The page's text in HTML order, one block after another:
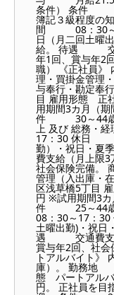
条件） 条件
簿記３級程度の
間 08：30～
日（月二回土曜
給。 待遇 交通
年1回、賞与年2
職） 《正社員
理・買掛金管理
与奉行・勘定
目 雇用形態
用期間3カ月（
件 30～44歳迄
上 及び 総務・
17：30 休日
勤）・祝日・
費支給（月上限
社会保険完備
管理（入出庫・
区浅草橋5丁
円 ※試用期間3カ
件 25～44歳
08：30～17：
土曜出勤)・祝日
遇 交通費支給
賞与年2回、社
トアルバイト
庫）。 勤務地
態 パートアル
円。 正社員を目